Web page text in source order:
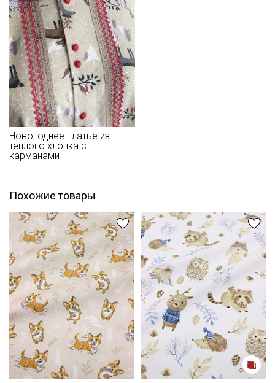
ткани в зависимостиот настроек вашего монитора и в
зависимости от партии.
Новогоднее платье из
теплого хлопка с
карманами
Похожие товары
ДаюСогласие на получение рекламных и
информационных рассылок